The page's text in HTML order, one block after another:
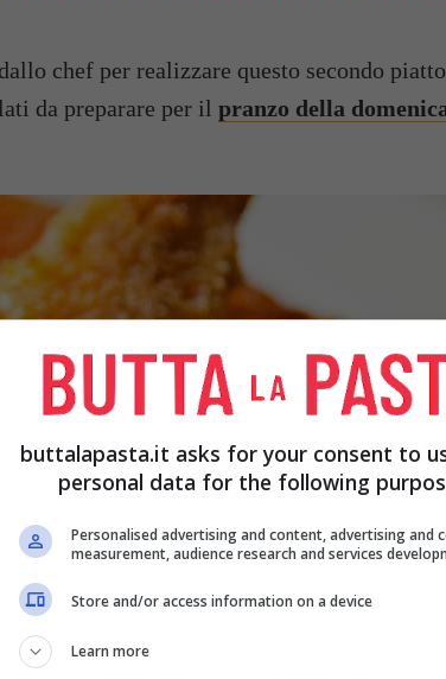
chef per realizzare questo secondo piatto
da preparare per il pranzo della
buttalapasta.it asks for your consent to
personal data for the following
Personalised advertising and content, advertising and
measurement, audience research and services
Store and/or access information on a device
Learn more